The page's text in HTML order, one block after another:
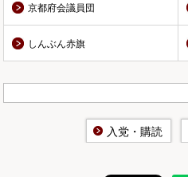
京都府会議員団
しんぶん赤旗
入党・購読